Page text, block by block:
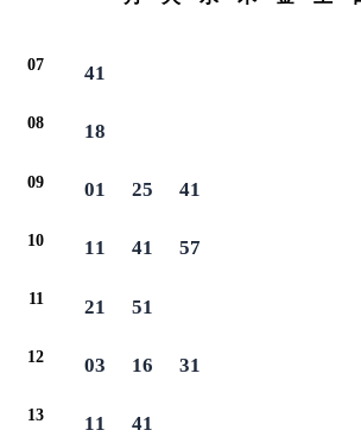
07 41
08 18
09 01 25 41
10 11 41 57
11 21 51
12 03 16 31
13 11 41